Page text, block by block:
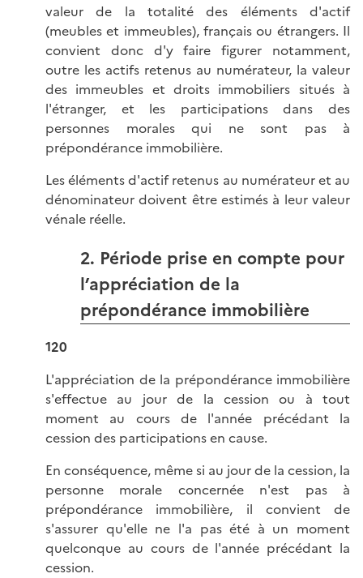
valeur de la totalité des éléments d'actif
(meubles et immeubles), français ou étrangers. Il
convient donc d'y faire figurer notamment,
outre les actifs retenus au numérateur, la valeur
des immeubles et droits immobiliers situés à
l'étranger, et les participations dans des
personnes morales qui ne sont pas à
prépondérance immobilière.
Les éléments d'actif retenus au numérateur et au
dénominateur doivent être estimés à leur valeur
vénale réelle.
2. Période prise en compte pour
l’appréciation de la
prépondérance immobilière
120
L'appréciation de la prépondérance immobilière
s'effectue au jour de la cession ou à tout
moment au cours de l'année précédant la
cession des participations en cause.
En conséquence, même si au jour de la cession, la
personne morale concernée n'est pas à
prépondérance immobilière, il convient de
s'assurer qu'elle ne l'a pas été à un moment
quelconque au cours de l'année précédant la
cession.